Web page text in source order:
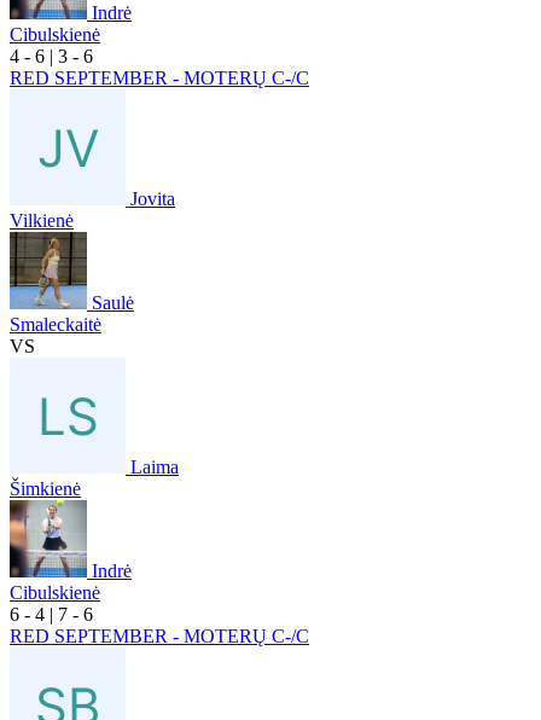
Indrė
Cibulskienė
4 - 6 | 3 - 6
RED SEPTEMBER - MOTERŲ C-/C
Jovita
Vilkienė
Saulė
Smaleckaitė
VS
Laima
Šimkienė
Indrė
Cibulskienė
6 - 4 | 7 - 6
RED SEPTEMBER - MOTERŲ C-/C